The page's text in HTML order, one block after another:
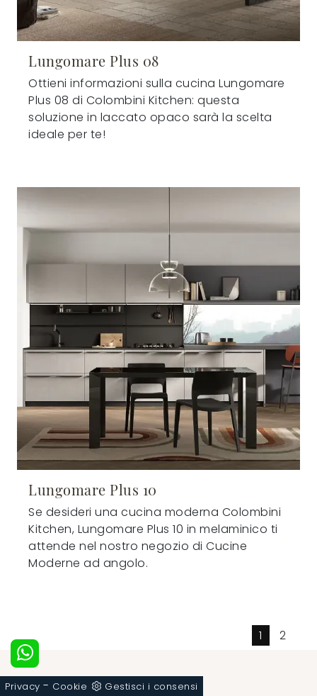
Lungomare Plus 08
Ottieni informazioni sulla cucina Lungomare
Plus 08 di Colombini Kitchen: questa
soluzione in laccato opaco sarà la scelta
ideale per te!
Lungomare Plus 10
Se desideri una cucina moderna Colombini
Kitchen, Lungomare Plus 10 in melaminico ti
attende nel nostro negozio di Cucine
Moderne ad angolo.
1 2
FAQ
Privacy - Cookie Gestisci i consensi